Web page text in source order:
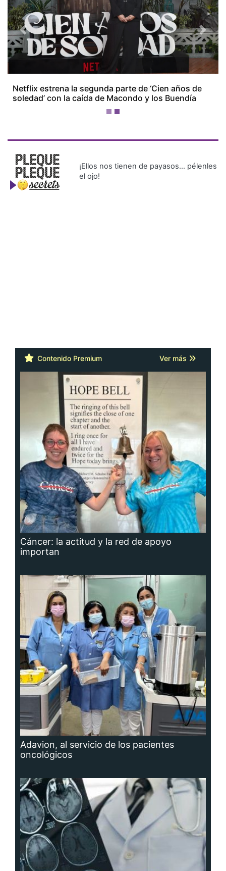
'Spider-Man: Brand New Day' rompe récords en
taquilla
Previous Next
¡Ellos nos tienen de payasos… pélenles
el ojo!
Contenido Premium Ver más
Cáncer: la actitud y la red de apoyo
importan
Adavion, al servicio de los pacientes
oncológicos